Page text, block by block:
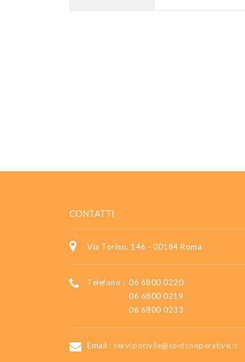
CONTATTI
Via Torino, 146 - 00184 Roma
Telefono : 06 6800 0220
06 6800 0219
06 6800 0233
Email : serviziocivile@confcooperative.it